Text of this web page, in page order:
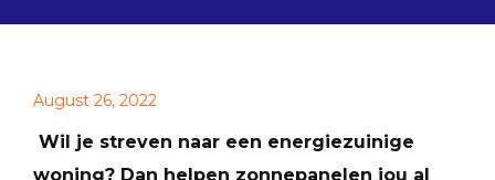
August 26, 2022
Wil je streven naar een energiezuinige
woning? Dan helpen zonnepanelen jou al